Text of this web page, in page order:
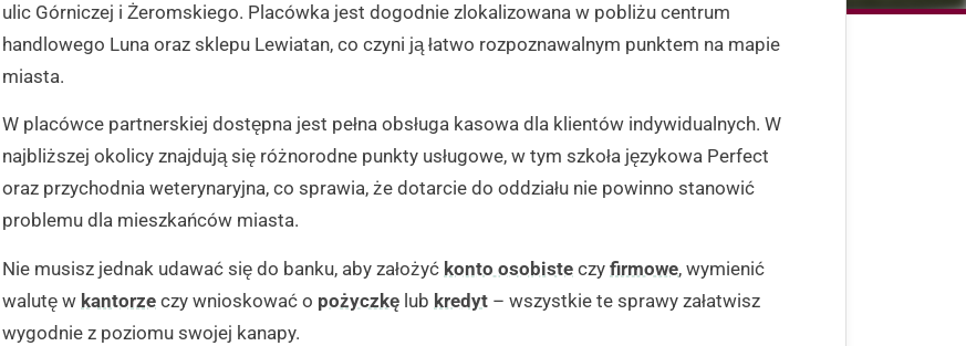
ulic Górniczej i Żeromskiego. Placówka jest dogodnie zlokalizowana w pobliżu centrum
handlowego Luna oraz sklepu Lewiatan, co czyni ją łatwo rozpoznawalnym punktem na mapie
miasta.
W placówce partnerskiej dostępna jest pełna obsługa kasowa dla klientów indywidualnych. W
najbliższej okolicy znajdują się różnorodne punkty usługowe, w tym szkoła językowa Perfect
oraz przychodnia weterynaryjna, co sprawia, że dotarcie do oddziału nie powinno stanowić
problemu dla mieszkańców miasta.
Nie musisz jednak udawać się do banku, aby założyć konto osobiste czy firmowe, wymienić
walutę w kantorze czy wnioskować o pożyczkę lub kredyt – wszystkie te sprawy załatwisz
wygodnie z poziomu swojej kanapy.